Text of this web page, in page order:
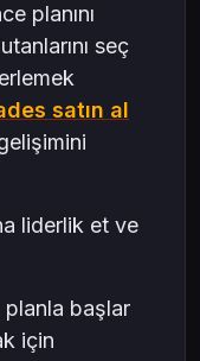
planını
seç
satın al
liderlik et ve
başlar
için